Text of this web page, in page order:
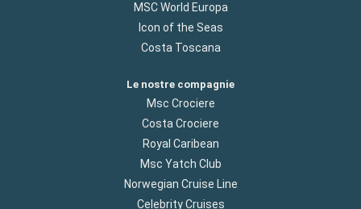
MSC World Europa
Icon of the Seas
Costa Toscana
Le nostre compagnie
Msc Crociere
Costa Crociere
Royal Caribean
Msc Yatch Club
Norwegian Cruise Line
Celebrity Cruises